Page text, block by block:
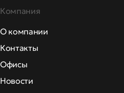
Компания
О компании
Контакты
Офисы
Новости